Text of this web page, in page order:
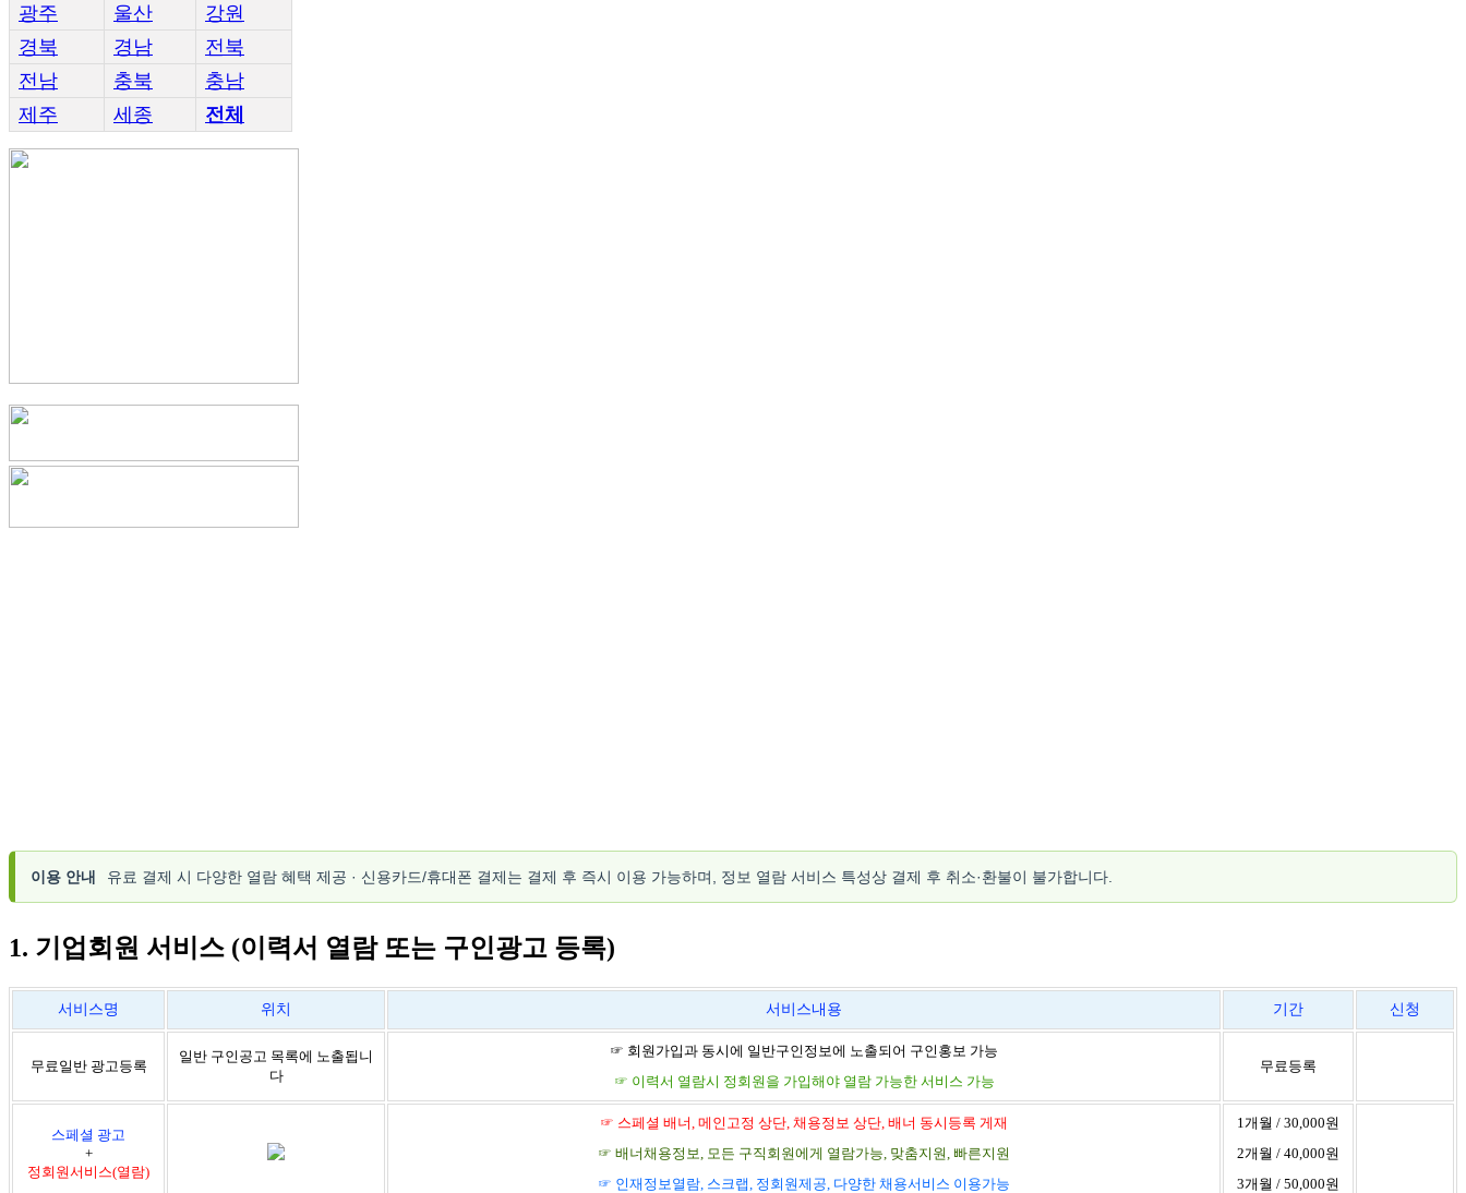
광주
울산
강원
경북
경남
전북
전남
충북
충남
제주
세종 전체
이용 안내 유료 결제 시 다양한 열람 혜택 제공 · 신용카드/휴대폰 결제는 결제 후 즉시 이용 가능하며, 정보 열람 서비스 특성상 결제 후 취소·환불이 불가합니다.
1. 기업회원 서비스 (이력서 열람 또는 구인광고 등록)
서비스명 위치 서비스내용 기간 신청
무료일반 광고등록
일반 구인공고 목록에 노출됩니
다
☞ 회원가입과 동시에 일반구인정보에 노출되어 구인홍보 가능
☞ 이력서 열람시 정회원을 가입해야 열람 가능한 서비스 가능
무료등록
스페셜 광고
+
정회원서비스(열람)
☞ 스페셜 배너, 메인고정 상단, 채용정보 상단, 배너 동시등록 게재
☞ 배너채용정보, 모든 구직회원에게 열람가능, 맞춤지원, 빠른지원
☞ 인재정보열람, 스크랩, 정회원제공, 다양한 채용서비스 이용가능
1개월 / 30,000원
2개월 / 40,000원
3개월 / 50,000원